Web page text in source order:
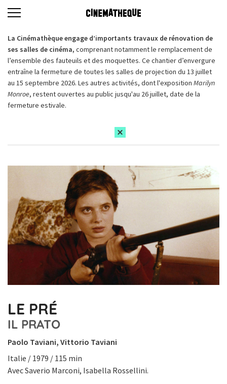
La Cinémathèque engage d’importants travaux de rénovation de
ses salles de cinéma, comprenant notamment le remplacement de
l’ensemble des fauteuils et des moquettes. Ce chantier d’envergure
entraîne la fermeture de toutes les salles de projection du 13 juillet
au 15 septembre 2026. Les autres activités, dont l'exposition Marilyn
Monroe, restent ouvertes au public jusqu'au 26 juillet, date de la
fermeture estivale.
LE PRÉ
IL PRATO
Paolo Taviani, Vittorio Taviani
Italie / 1979 / 115 min
Avec Saverio Marconi, Isabella Rossellini.